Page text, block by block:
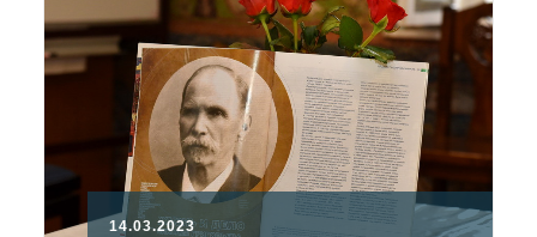
14.03.2023